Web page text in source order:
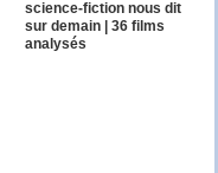
science-fiction nous dit
sur demain | 36 films
analysés